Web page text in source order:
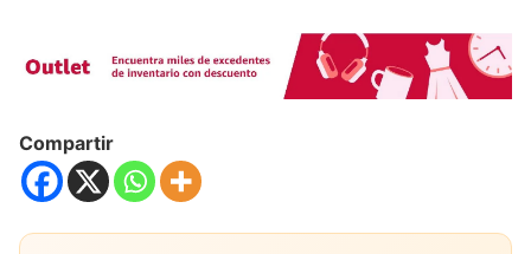
Compartir